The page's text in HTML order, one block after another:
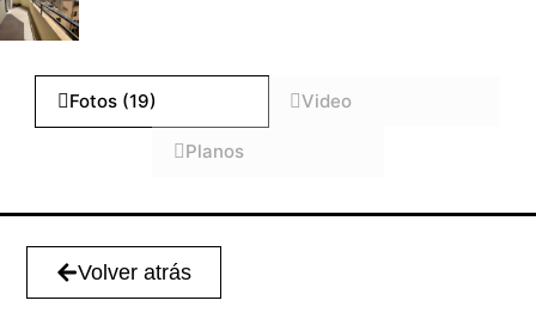
Fotos (19) Video
Planos
Volver atrás